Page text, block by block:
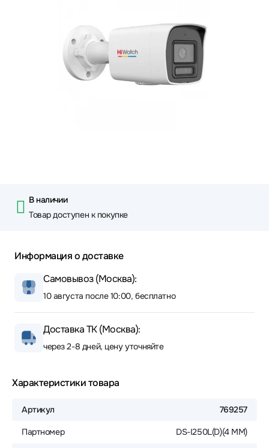
В наличии
Товар доступен к покупке
Информация о доставке
Самовывоз (Москва):
10 августа после 10:00, бесплатно
Доставка ТК (Москва):
через 2-8 дней, цену уточняйте
Характеристики товара
Артикул 769257
Партномер DS-I250L(D)(4 MM)